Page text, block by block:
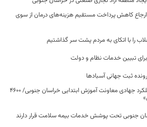
کاهش پرداخت مستقیم هزینه‌های درمان از سوی
را با اتکای به مردم پشت سر گذاشتیم
تبیین خدمات نظام و دولت
ثبت جهانی آسبادها
تقدیر مقام عالی وزارت از عملکرد جهادی معاونت آموزش ابتدایی خراسان جنوبی/ ۴۶۰۰